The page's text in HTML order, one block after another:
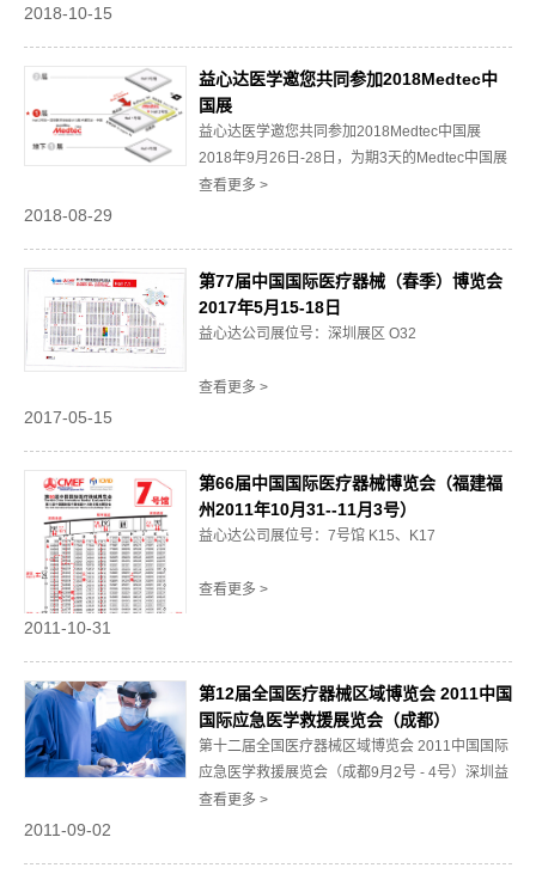
先的技术、卓越的产品质量和诚实可信的服务，
赢得...
2018-10-15
益心达医学邀您共同参加2018Medtec中
国展
益心达医学邀您共同参加2018Medtec中国展
2018年9月26日-28日，为期3天的Medtec中国展
（第十四届国际医疗器械设计与制造技术展览
产、销售，目前拥有“麻醉”、“...
查看更多 >
2018-08-29
第77届中国国际医疗器械（春季）博览会
2017年5月15-18日
益心达公司展位号：深圳展区 O32
查看更多 >
2017-05-15
第66届中国国际医疗器械博览会（福建福
州2011年10月31--11月3号）
益心达公司展位号：7号馆 K15、K17
查看更多 >
2011-10-31
第12届全国医疗器械区域博览会 2011中国
国际应急医学救援展览会（成都）
第十二届全国医疗器械区域博览会 2011中国国际
应急医学救援展览会（成都9月2号 - 4号）深圳益
心达医学新技术有限公司展位号：成都世纪城新
查看更多 >
2011-09-02